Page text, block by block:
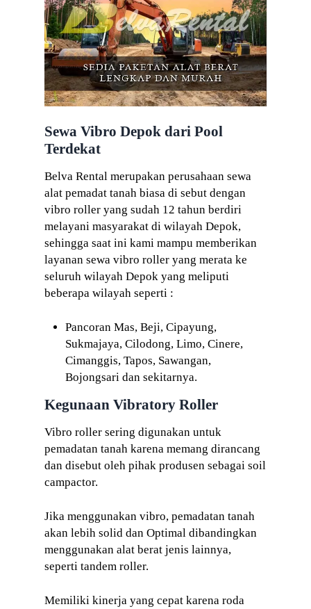
Sewa Vibro Depok dari Pool
Terdekat
Belva Rental merupakan perusahaan sewa
alat pemadat tanah biasa di sebut dengan
vibro roller yang sudah 12 tahun berdiri
melayani masyarakat di wilayah Depok,
sehingga saat ini kami mampu memberikan
layanan sewa vibro roller yang merata ke
seluruh wilayah Depok yang meliputi
beberapa wilayah seperti :
Pancoran Mas, Beji, Cipayung,
Sukmajaya, Cilodong, Limo, Cinere,
Cimanggis, Tapos, Sawangan,
Bojongsari dan sekitarnya.
Kegunaan Vibratory Roller
Vibro roller sering digunakan untuk
pemadatan tanah karena memang dirancang
dan disebut oleh pihak produsen sebagai soil
campactor.
Jika menggunakan vibro, pemadatan tanah
akan lebih solid dan Optimal dibandingkan
menggunakan alat berat jenis lainnya,
seperti tandem roller.
Memiliki kinerja yang cepat karena roda